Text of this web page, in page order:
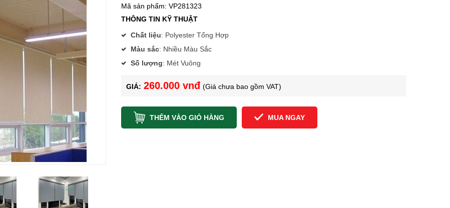
Mã sản phẩm: VP281323
THÔNG TIN KỸ THUẬT
Chất liệu: Polyester Tổng Hợp
Màu sắc: Nhiều Màu Sắc
Số lượng: Mét Vuông
GIÁ: 260.000 vnđ (Giá chưa bao gồm VAT)
THÊM VÀO GIỎ HÀNG MUA NGAY